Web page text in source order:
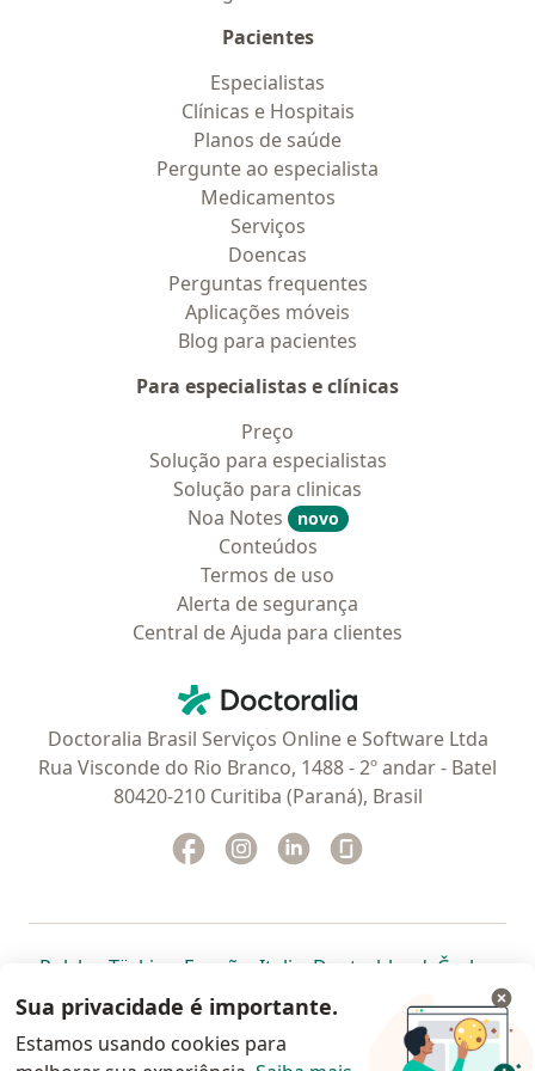
Pacientes
Especialistas
Clínicas e Hospitais
Planos de saúde
Pergunte ao especialista
Medicamentos
Serviços
Doencas
Perguntas frequentes
Aplicações móveis
Blog para pacientes
Para especialistas e clínicas
Preço
Solução para especialistas
Solução para clinicas
Noa Notes
novo
Conteúdos
Termos de uso
Alerta de segurança
Central de Ajuda para clientes
Doctoralia - Homepage
Doctoralia Brasil Serviços Online e Software Ltda
Rua Visconde do Rio Branco, 1488 - 2º andar - Batel
80420-210 Curitiba (Paraná), Brasil
Facebook
abre num novo separador
Instagram
abre num novo separador
Linkedin
abre num novo
Polska abre num novo separador
Türkiye abre num novo separador
España abre num novo separador
Italia abre num novo
Deutschlandabre num
Česko
Portugal abre num novo separador
, México abre num novo separador
, abre num novo separador
Brasil abre num novoabre num
abre
Colombia abre num novo
Sua privacidade é importante.
Estamos usando cookies para